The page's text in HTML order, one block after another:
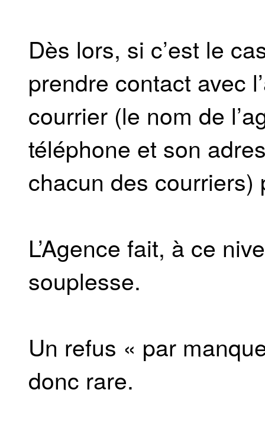
Dès lors, si c’est le
prendre contact avec
courrier (le nom de
téléphone et son
chacun des
L’Agence fait, à ce
souplesse.
Un refus « par
donc rare.